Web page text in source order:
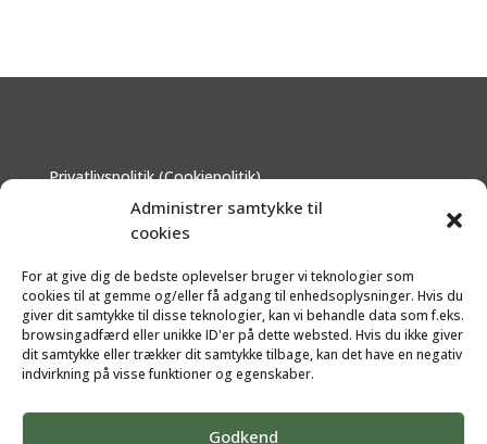
Administrer samtykke til
cookies
For at give dig de bedste oplevelser bruger vi teknologier som
cookies til at gemme og/eller få adgang til enhedsoplysninger. Hvis du
giver dit samtykke til disse teknologier, kan vi behandle data som f.eks.
browsingadfærd eller unikke ID'er på dette websted. Hvis du ikke giver
dit samtykke eller trækker dit samtykke tilbage, kan det have en negativ
indvirkning på visse funktioner og egenskaber.
Godkend
Privatlivspolitik (Cookiepolitik)
Om - hvem står bag?